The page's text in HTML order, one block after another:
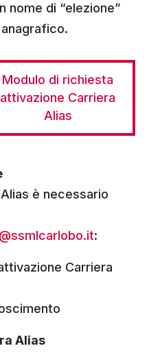
nome di “elezione”
Modulo di richiesta
attivazione Carriera
Alias
è necessario
:
Carriera
Alias